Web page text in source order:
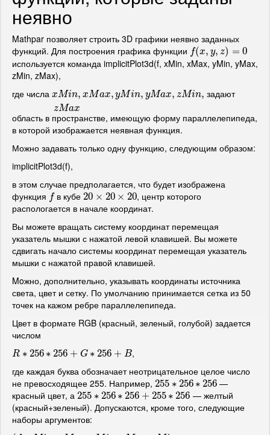
неявно
Mathpar позволяет строить 3D графики неявно заданных
функций. Для построения графика функции f(x, y, z) = 0
f(x,y, z)= 0
используется команда implicitPlot3d(f, xMin, xMax, yMin, yMax,
zMin, zMax),
где числа xMin, xMax, yMin, yMax, zMin,
zMax
xMin,xMax,yMin,yMax,z Min,zMa x
задают
область в пространстве, имеющую форму параллелепипеда,
в которой изображается неявная функция.
Можно задавать только одну функцию, следующим образом:
implicitPlot3d(f),
в этом случае предполагается, что будет изображена
функция f
f в кубе 20 × 20 × 20
20 ×20×20
, центр которого
распологается в начале координат.
Вы можете вращать систему координат перемещая
указатель мышки с нажатой левой клавишей. Вы можете
сдвигать начало системы координат перемещая указатель
мышки с нажатой правой клавишей.
Moжно, дополнительно, указывать координаты источника
света, цвет и сетку. По умолчанию принимается сетка из 50
точек на кажом ребре параллелепипеда.
Цвет в формате RGB (красный, зеленый, голубой) задается
числом
R ∗ 256 ∗ 256 + G ∗ 256 + B
R∗ 256∗256+G∗256+ B
,
где каждая буква обозначает неотрицательное целое число
не превосходящее 255. Например, 255 ∗ 256 ∗ 256
255 ∗256∗256
—
красный цвет, а 255 ∗ 256 ∗ 256 + 255 ∗ 256
255 ∗256∗256+255∗256
— желтый
(красный+зеленый). Допускаются, кроме того, следующие
наборы аргументов: